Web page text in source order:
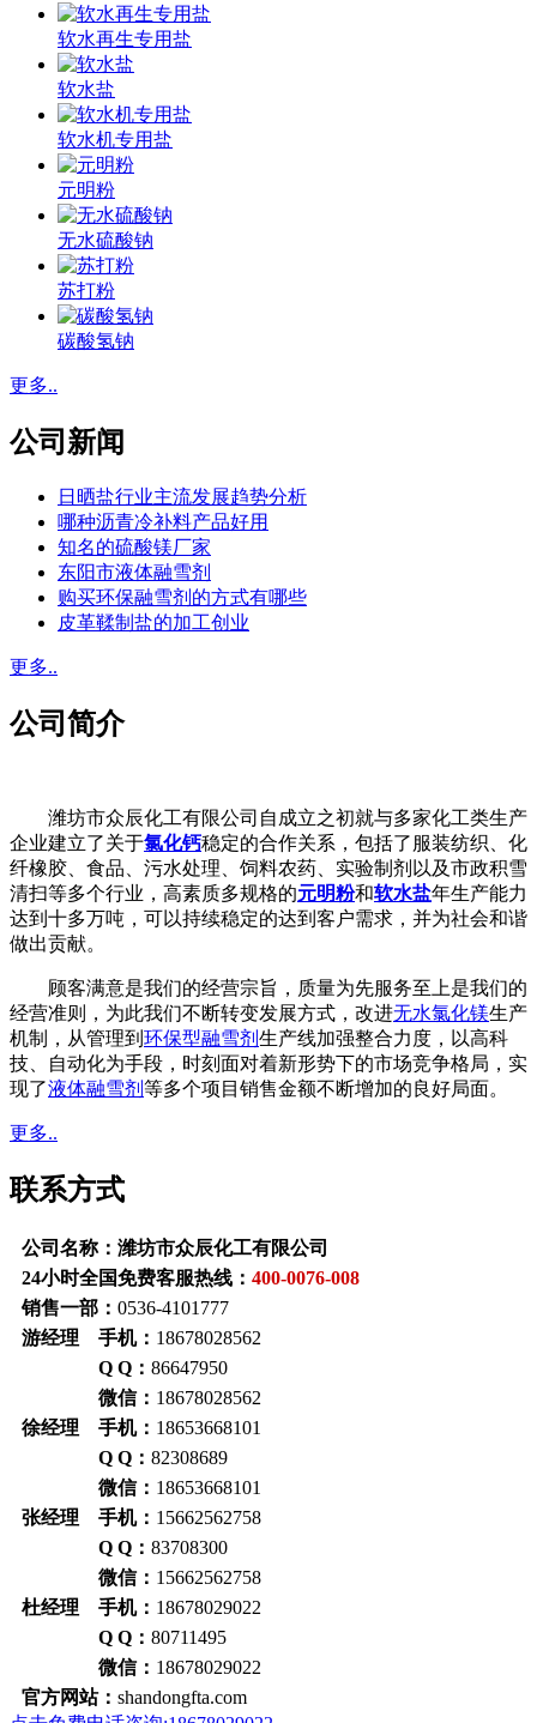
软水再生专用盐
软水盐
软水机专用盐
元明粉
无水硫酸钠
苏打粉
碳酸氢钠
更多..
公司新闻
日晒盐行业主流发展趋势分析
哪种沥青冷补料产品好用
知名的硫酸镁厂家
东阳市液体融雪剂
购买环保融雪剂的方式有哪些
皮革鞣制盐的加工创业
更多..
公司简介
潍坊市众辰化工有限公司自成立之初就与多家化工类生产
企业建立了关于氯化钙稳定的合作关系，包括了服装纺织、化
纤橡胶、食品、污水处理、饲料农药、实验制剂以及市政积雪
清扫等多个行业，高素质多规格的元明粉和软水盐年生产能力
达到十多万吨，可以持续稳定的达到客户需求，并为社会和谐
做出贡献。
顾客满意是我们的经营宗旨，质量为先服务至上是我们的
经营准则，为此我们不断转变发展方式，改进无水氯化镁生产
机制，从管理到 环保型融雪剂 生产线加强整合力度，以高科
技、自动化为手段，时刻面对着新形势下的市场竞争格局，实
现了液体融雪剂 等多个项目销售金额不断增加的良好局面。
更多..
联系方式
公司名称：潍坊市众辰化工有限公司
24小时全国免费客服热线： 400-0076-008
销售一部： 0536-4101777
游经理 手机： 18678028562
Q Q： 86647950
微信： 18678028562
徐经理 手机： 18653668101
Q Q： 82308689
微信： 18653668101
张经理 手机： 15662562758
Q Q： 83708300
微信： 15662562758
杜经理 手机： 18678029022
Q Q： 80711495
微信： 18678029022
官方网站： shandongfta.com